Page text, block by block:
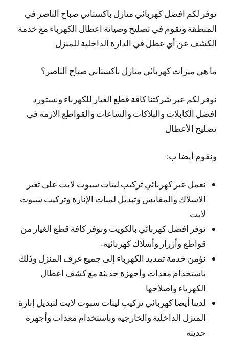
نوفر لكم افضل كهربائي منازل باكستاني صباح الناصر في
المنطقة ونقوم في تصليح وصيانة اعطال الكهرباء مع خدمة
الكشف عن أي عطل في الدارة الداخلية للمنزل
ما هي ميزات كهربائي منازل باكستاني صباح الناصر؟
نوفر لكم عبر شركتنا كافة قطع الغيار للكهرباء ونستورد
افضل الكابلات والبلاكات والساعات والقواطع الازمة في
تصليح الأعطال
ونقوم أيضا ب:
نعمل عبر كهربائي تركيب ليتات سبوت لايت على تغير
الاسلاك والمقابس وتبديل لمبات الإنارة وتركيب سبوت
لايت
نوفر افضل كهربائي بالكويت ونوفر كافة قطع الغيار من
قواطع وأزرار وأسلاك كهربائية.
نؤمن خدمة تمديد الكهرباء إلى جميع غرف المنزل وذلك
باستخدام معدات وأجهزة حديثة مع كشف اعطال
الكهرباء واصلاحها
لدينا أيضا كهربائي تركيب ليتات سبوت لايت لتبديل إنارة
المنزل الداخلية والخارجية وباستخدام معدات وأجهزة
حديثة